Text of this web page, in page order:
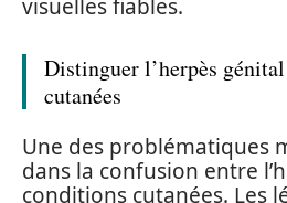
visuelles fiables.
Distinguer l’herpès
cutanées
Une des problématiques
dans la confusion entre
conditions cutanées. Les